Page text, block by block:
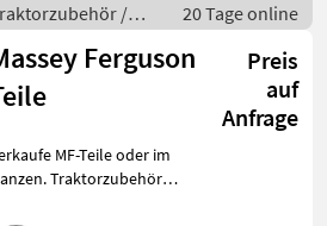
/
20 Tage online
Ferguson
Preis
auf
Anfrage
MF-Teile oder im
Traktorzubehör